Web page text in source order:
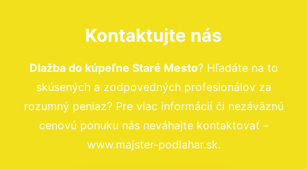
Kontaktujte nás
Dlažba do kúpeľne Staré Mesto? Hľadáte na to
skúsených a zodpovedných profesionálov za
rozumný peniaz? Pre viac informácií či nezáväznú
cenovú ponuku nás neváhajte kontaktovať –
www.majster-podlahar.sk.